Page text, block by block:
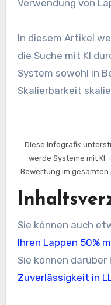
Verwendung von
In diesem Artikel
die Suche mit KI
System sowohl in
Skalierbarkeit
Diese Infografik
werde Systeme mit KI
Bewertung im
Sie können auch
Ihren Lappen 50%
Sie können darüber
Zuverlässigkeit in